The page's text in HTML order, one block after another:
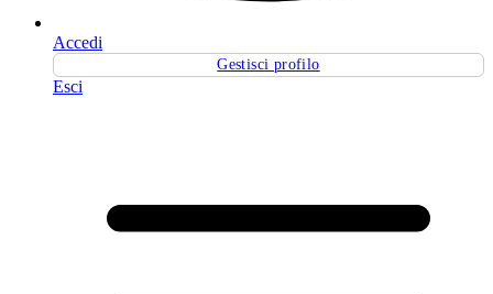
Accedi
Gestisci profilo
Esci